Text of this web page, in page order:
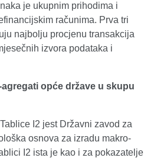
je ukupnim prihodima i
računima. Prva tri
najbolju procjenu transakcija
izvora podataka i
opće države u skupu
I2 jest Državni zavod za
osnova za izradu makro-
I2 ista je kao i za pokazatelje